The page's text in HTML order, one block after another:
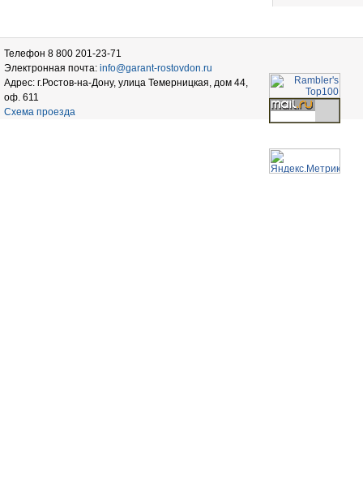
Телефон 8 800 201-23-71
Электронная почта: info@garant-rostovdon.ru
Адрес: г.Ростов-на-Дону, улица Темерницкая, дом 44,
оф. 611
Схема проезда